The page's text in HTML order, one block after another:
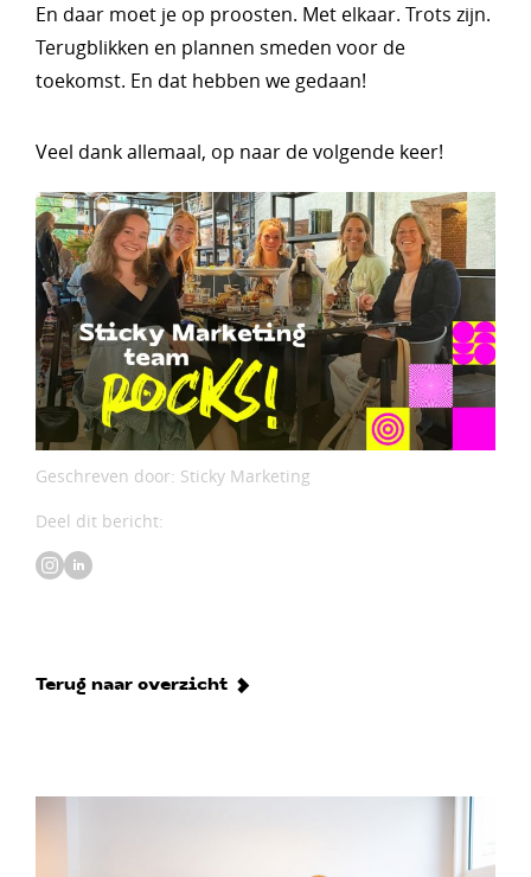
En daar moet je op proosten. Met elkaar. Trots zijn.
Terugblikken en plannen smeden voor de
toekomst. En dat hebben we gedaan!
Veel dank allemaal, op naar de volgende keer!
Geschreven door: Sticky Marketing
Deel dit bericht:
Terug naar overzicht